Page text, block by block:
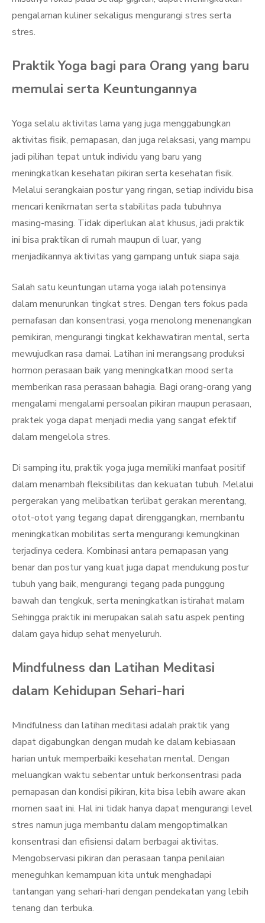
pengalaman kuliner sekaligus mengurangi stres serta
stres.
Praktik Yoga bagi para Orang yang baru
memulai serta Keuntungannya
Yoga selalu aktivitas lama yang juga menggabungkan
aktivitas fisik, pernapasan, dan juga relaksasi, yang mampu
jadi pilihan tepat untuk individu yang baru yang
meningkatkan kesehatan pikiran serta kesehatan fisik.
Melalui serangkaian postur yang ringan, setiap individu bisa
mencari kenikmatan serta stabilitas pada tubuhnya
masing-masing. Tidak diperlukan alat khusus, jadi praktik
ini bisa praktikan di rumah maupun di luar, yang
menjadikannya aktivitas yang gampang untuk siapa saja.
Salah satu keuntungan utama yoga ialah potensinya
dalam menurunkan tingkat stres. Dengan ters fokus pada
pernafasan dan konsentrasi, yoga menolong menenangkan
pemikiran, mengurangi tingkat kekhawatiran mental, serta
mewujudkan rasa damai. Latihan ini merangsang produksi
hormon perasaan baik yang meningkatkan mood serta
memberikan rasa perasaan bahagia. Bagi orang-orang yang
mengalami mengalami persoalan pikiran maupun perasaan,
praktek yoga dapat menjadi media yang sangat efektif
dalam mengelola stres.
Di samping itu, praktik yoga juga memiliki manfaat positif
dalam menambah fleksibilitas dan kekuatan tubuh. Melalui
pergerakan yang melibatkan terlibat gerakan merentang,
otot-otot yang tegang dapat direnggangkan, membantu
meningkatkan mobilitas serta mengurangi kemungkinan
terjadinya cedera. Kombinasi antara pernapasan yang
benar dan postur yang kuat juga dapat mendukung postur
tubuh yang baik, mengurangi tegang pada punggung
bawah dan tengkuk, serta meningkatkan istirahat malam
Sehingga praktik ini merupakan salah satu aspek penting
dalam gaya hidup sehat menyeluruh.
Mindfulness dan Latihan Meditasi
dalam Kehidupan Sehari-hari
Mindfulness dan latihan meditasi adalah praktik yang
dapat digabungkan dengan mudah ke dalam kebiasaan
harian untuk memperbaiki kesehatan mental. Dengan
meluangkan waktu sebentar untuk berkonsentrasi pada
pernapasan dan kondisi pikiran, kita bisa lebih aware akan
momen saat ini. Hal ini tidak hanya dapat mengurangi level
stres namun juga membantu dalam mengoptimalkan
konsentrasi dan efisiensi dalam berbagai aktivitas.
Mengobservasi pikiran dan perasaan tanpa penilaian
meneguhkan kemampuan kita untuk menghadapi
tantangan yang sehari-hari dengan pendekatan yang lebih
tenang dan terbuka.